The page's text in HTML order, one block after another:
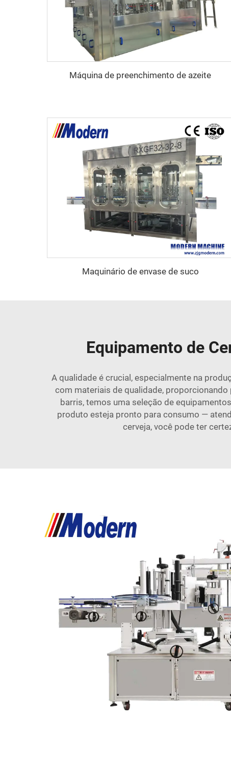
Máquina de preenchimento de azeite
Maquinário de envase de suco
Equipamento de
A qualidade é crucial, especialmente na
com materiais de qualidade,
barris, temos uma seleção de
produto esteja pronto para consumo —
cerveja, você pode ter